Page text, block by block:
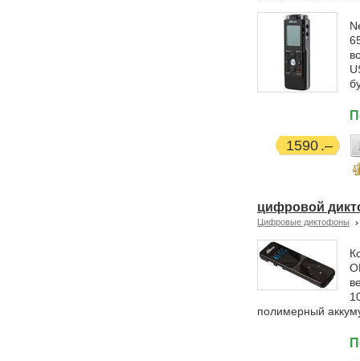
1590
цифровой
Цифровые диктофоны
полимерный